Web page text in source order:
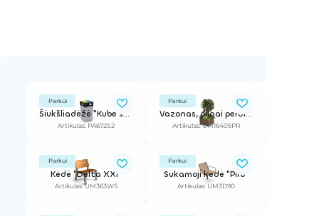
Parkui
Šiukšliadėžė "Kube selectif"
Artikulas: PA672S2
Parkui
Vazonas, pilnai perdirbtas polimeras
Artikulas: UM16405PR
Parkui
Kėdė "Delta XXI"
Artikulas: UM363WS
Parkui
Sukamoji kėdė "Piro"
Artikulas: UM3D90